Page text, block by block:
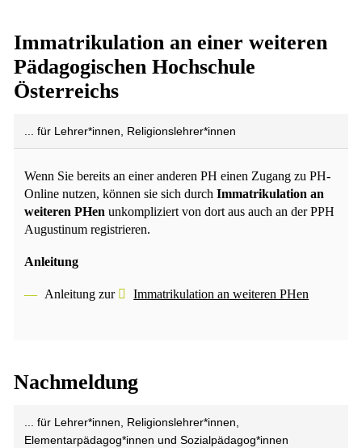
Immatrikulation an einer weiteren
Pädagogischen Hochschule
Österreichs
... für Lehrer*innen, Religionslehrer*innen
Wenn Sie bereits an einer anderen PH einen Zugang zu PH-
Online nutzen, können sie sich durch Immatrikulation an
weiteren PHen unkompliziert von dort aus auch an der PPH
Augustinum registrieren.
Anleitung
Anleitung zur Immatrikulation an weiteren PHen
Nachmeldung
... für Lehrer*innen, Religionslehrer*innen,
Elementarpädagog*innen und Sozialpädagog*innen